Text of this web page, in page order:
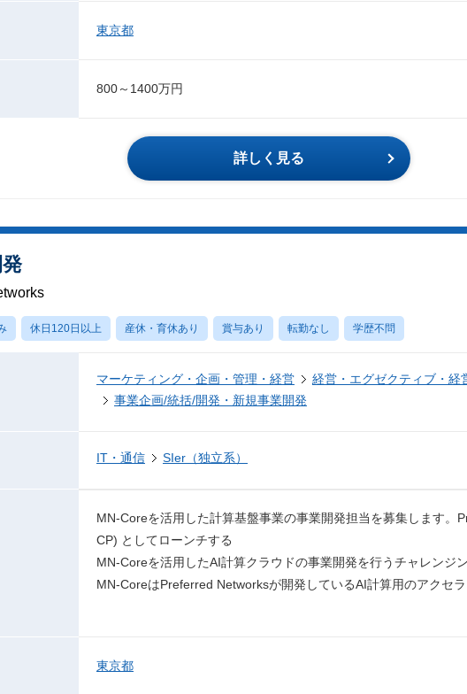
東京都
800～1400万円
詳しく見る
休日120日以上 産休・育休あり 賞与あり 転勤なし 学歴不問
マーケティング・企画・管理・経営
経営・エグゼクティブ・経
事業企画/統括/開発・新規事業開発
IT・通信 SIer（独立系）
MN-Coreを活用した計算基盤事業の事業開発担当を募集します。
CP) としてローンチする
MN-Coreを活用したAI計算クラウドの事業開発を行うチャレンジ
MN-CoreはPreferred Networksが開発しているAI計算用のアクセラ
東京都